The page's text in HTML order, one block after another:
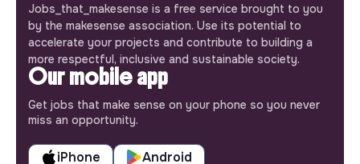
Jobs_that_makesense is a free service brought to you
by the makesense association. Use its potential to
accelerate your projects and contribute to building a
more respectful, inclusive and sustainable society.
Our mobile app
Get jobs that make sense on your phone so you never
miss an opportunity.
iPhone Android